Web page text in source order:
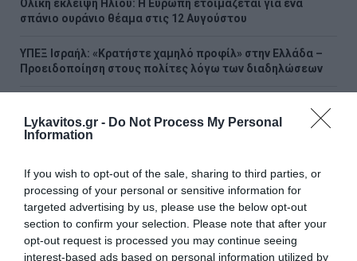
Lykavitos.gr - Do Not Process My Personal
Information
If you wish to opt-out of the sale, sharing to third parties, or
processing of your personal or sensitive information for
targeted advertising by us, please use the below opt-out
section to confirm your selection. Please note that after your
opt-out request is processed you may continue seeing
interest-based ads based on personal information utilized by
Ολική έκλειψη Ηλίου: Η Ευρώπη ετοιμάζεται για ένα
σπάνιο ουράνιο θέαμα στις 12 Αυγούστου
ΥΠΕΞ Ισραήλ: «Κρατήστε χαμηλό προφίλ» στην Ελλάδα –
Προειδοποίηση στους πολίτες λόγω των διαδηλώσεων
βιομηχανία – «Η Ελλάδα έχει αποφασίσει να γίνει χώρα
παραγωγής»
Δεκαπενταύγουστος: «Βουλιάζουν» τα λιμάνια – Πάνω
από 129.000 επιβάτες αναχωρούν από την Αττική
Παγκόσμιο Κ20: Ασημένια η Ιουλιάννα Ρούσσου στα 800μ.
Σάλος με την εμφάνιση του Φειδία Παναγιώτου στην